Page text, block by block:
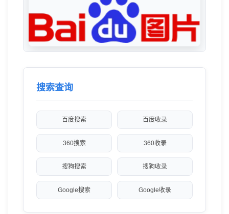
搜索查询
百度搜索 百度收录
360搜索 360收录
搜狗搜索 搜狗收录
Google搜索 Google收录